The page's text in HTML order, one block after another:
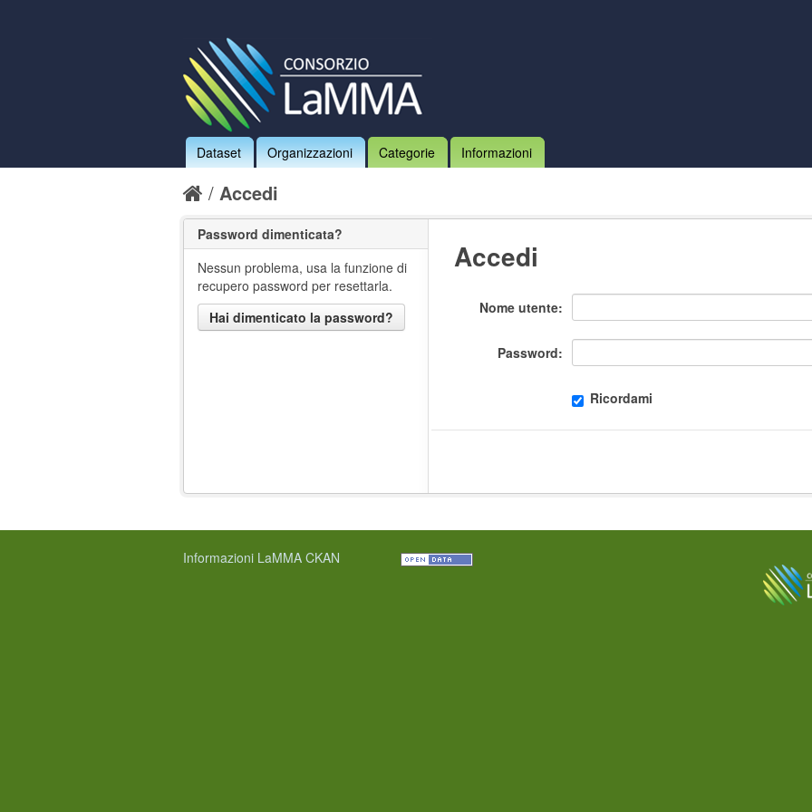
Dataset Organizzazioni Categorie Informazioni
Accedi
Accedi
Nome utente
Password
Ricordami
Password dimenticata?
Nessun problema, usa la funzione di
recupero password per resettarla.
Hai dimenticato la password?
Informazioni LaMMA CKAN